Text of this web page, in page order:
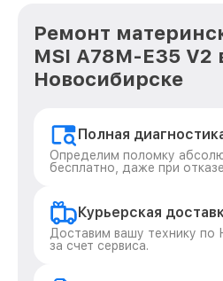
Ремонт
MSI A78M-E35 V2
Новосибирске
Полная
Определим поломку
бесплатно, даже при
Курьерская
Доставим вашу технику по
за счет сервиса.